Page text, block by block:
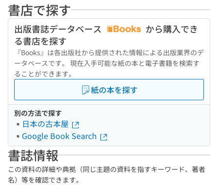
書店で探す
出版書誌データベース
から購入でき
る書店を探す
『Books』は各出版社から提供された情報による出版業界のデ
ータベースです。 現在入手可能な紙の本と電子書籍を検索す
ることができます。
紙の本を探す
別の方法で探す
日本の古本屋
Google Book Search
書誌情報
この資料の詳細や典拠（同じ主題の資料を指すキーワード、著者
名）等を確認できます。